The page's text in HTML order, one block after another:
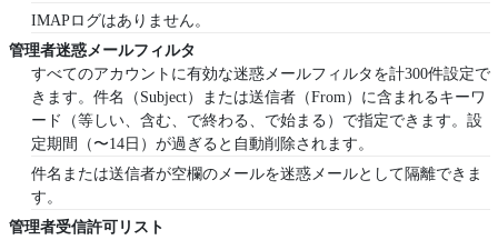
IMAPログはありません。
管理者迷惑メールフィルタ
すべてのアカウントに有効な迷惑メールフィルタを計300件設定で
きます。件名（Subject）または送信者（From）に含まれるキーワ
ード（等しい、含む、で終わる、で始まる）で指定できます。設
定期間（〜14日）が過ぎると自動削除されます。
件名または送信者が空欄のメールを迷惑メールとして隔離できま
す。
管理者受信許可リスト